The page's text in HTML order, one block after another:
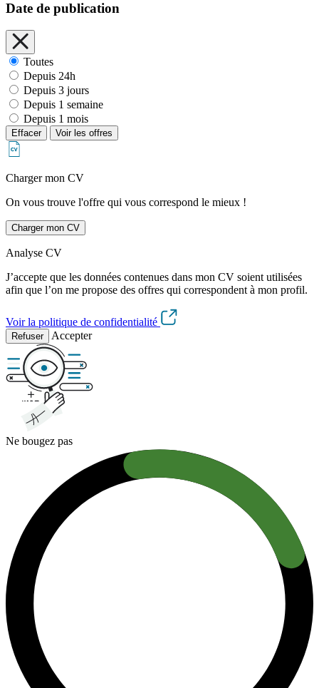
Date de publication
Toutes
Depuis 24h
Depuis 3 jours
Depuis 1 semaine
Depuis 1 mois
Effacer Voir les offres
Charger mon CV
On vous trouve l'offre qui vous correspond le mieux !
Charger mon CV
Analyse CV
J’accepte que les données contenues dans mon CV soient utilisées
afin que l’on me propose des offres qui correspondent à mon profil.
Voir la politique de confidentialité
Refuser Accepter
Ne bougez pas